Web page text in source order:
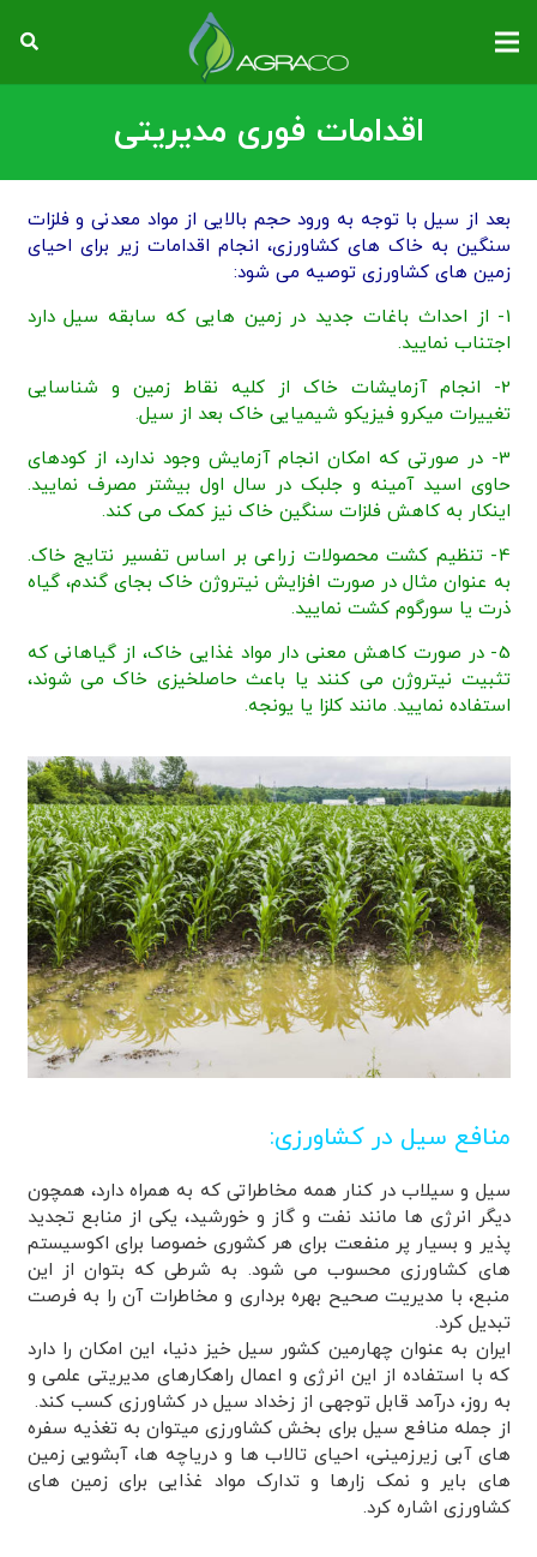
اقدامات فوری مدیریتی
بعد از سیل با توجه به ورود حجم بالایی از مواد معدنی و فلزات
سنگین به خاک های کشاورزی، انجام اقدامات زیر برای احیای
زمین های کشاورزی توصیه می شود:
1- از احداث باغات جدید در زمین هایی که سابقه سیل دارد
اجتناب نمایید.
2- انجام آزمایشات خاک از کلیه نقاط زمین و شناسایی
تغییرات میکرو فیزیکو شیمیایی خاک بعد از سیل.
3- در صورتی که امکان انجام آزمایش وجود ندارد، از کودهای
حاوی اسید آمینه و جلبک در سال اول بیشتر مصرف نمایید.
اینکار به کاهش فلزات سنگین خاک نیز کمک می کند.
4- تنظیم کشت محصولات زراعی بر اساس تفسیر نتایج خاک.
به عنوان مثال در صورت افزایش نیتروژن خاک بجای گندم، گیاه
ذرت یا سورگوم کشت نمایید.
5- در صورت کاهش معنی دار مواد غذایی خاک، از گیاهانی که
تثبیت نیتروژن می کنند یا باعث حاصلخیزی خاک می شوند،
استفاده نمایید. مانند کلزا یا یونجه.
منافع سیل در کشاورزی:
سیل و سیلاب در کنار همه مخاطراتی که به همراه دارد، همچون
دیگر انرژی ها مانند نفت و گاز و خورشید، یکی از منابع تجدید
پذیر و بسیار پر منفعت برای هر کشوری خصوصا برای اکوسیستم
های کشاورزی محسوب می شود. به شرطی که بتوان از این
منبع، با مدیریت صحیح بهره برداری و مخاطرات آن را به فرصت
تبدیل کرد.
ایران به عنوان چهارمین کشور سیل خیز دنیا، این امکان را دارد
که با استفاده از این انرژی و اعمال راهکارهای مدیریتی علمی و
به روز، درآمد قابل توجهی از زخداد سیل در کشاورزی کسب کند.
از جمله منافع سیل برای بخش کشاورزی میتوان به تغذیه سفره
های آبی زیرزمینی، احیای تالاب ها و دریاچه ها، آبشویی زمین
های بایر و نمک زارها و تدارک مواد غذایی برای زمین های
کشاورزی اشاره کرد.